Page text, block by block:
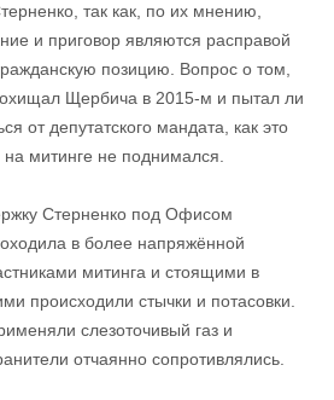
так как, по их мнению,
и приговор являются расправой
позицию. Вопрос о том,
Щербича в 2015-м и пытал ли
от депутатского мандата, как это
на митинге не поднимался.
Стерненко под Офисом
в более напряжённой
митинга и стоящими в
происходили стычки и потасовки.
слезоточивый газ и
отчаянно сопротивлялись.